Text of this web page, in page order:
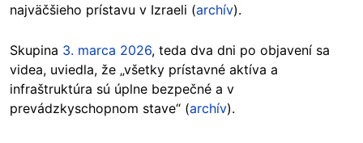
najväčšieho prístavu v Izraeli (archív).
Skupina 3. marca 2026, teda dva dni po objavení sa
videa, uviedla, že „všetky prístavné aktíva a
infraštruktúra sú úplne bezpečné a v
prevádzkyschopnom stave“ (archív).